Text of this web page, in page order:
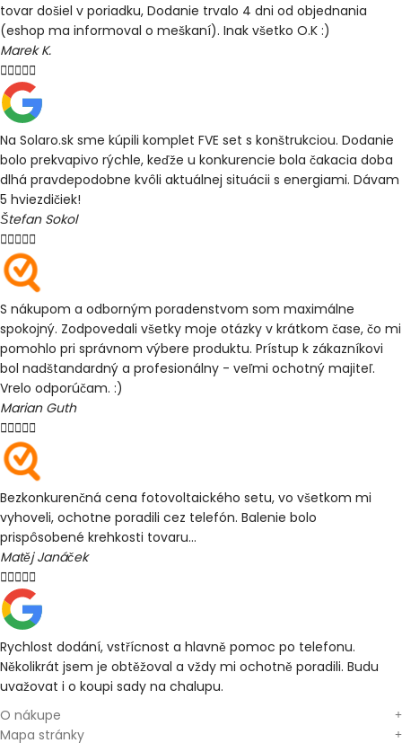
tovar došiel v poriadku, Dodanie trvalo 4 dni od objednania
(eshop ma informoval o meškaní). Inak všetko O.K :)
Marek K.

Na Solaro.sk sme kúpili komplet FVE set s konštrukciou. Dodanie
bolo prekvapivo rýchle, keďže u konkurencie bola čakacia doba
dlhá pravdepodobne kvôli aktuálnej situácii s energiami. Dávam
5 hviezdičiek!
Štefan Sokol

S nákupom a odborným poradenstvom som maximálne
spokojný. Zodpovedali všetky moje otázky v krátkom čase, čo mi
pomohlo pri správnom výbere produktu. Prístup k zákazníkovi
bol nadštandardný a profesionálny - veľmi ochotný majiteľ.
Vrelo odporúčam. :)
Marian Guth

Bezkonkurenčná cena fotovoltaického setu, vo všetkom mi
vyhoveli, ochotne poradili cez telefón. Balenie bolo
prispôsobené krehkosti tovaru...
Matěj Janáček

Rychlost dodání, vstřícnost a hlavně pomoc po telefonu.
Několikrát jsem je obtěžoval a vždy mi ochotně poradili. Budu
uvažovat i o koupi sady na chalupu.
O nákupe
Mapa stránky